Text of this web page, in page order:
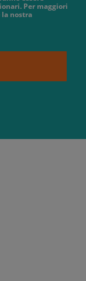
Per maggiori
nostra